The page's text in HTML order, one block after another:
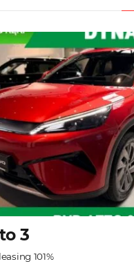
3
101%